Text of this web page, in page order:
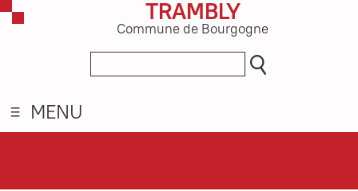
TRAMBLY
Commune de Bourgogne
MENU